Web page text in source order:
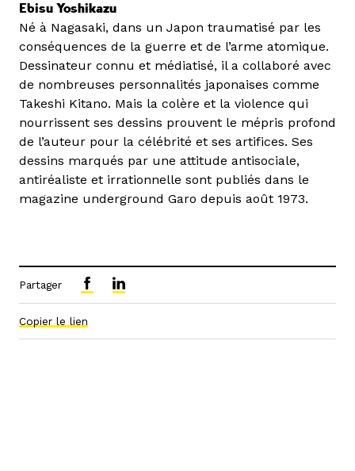
Ebisu Yoshikazu
Né à Nagasaki, dans un Japon traumatisé par les
conséquences de la guerre et de l’arme atomique.
Dessinateur connu et médiatisé, il a collaboré avec
de nombreuses personnalités japonaises comme
Takeshi Kitano. Mais la colère et la violence qui
nourrissent ses dessins prouvent le mépris profond
de l’auteur pour la célébrité et ses artifices. Ses
dessins marqués par une attitude antisociale,
antiréaliste et irrationnelle sont publiés dans le
magazine underground Garo depuis août 1973.
Partager
Copier le lien